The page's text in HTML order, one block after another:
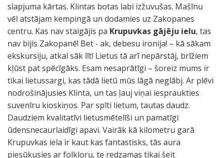
slapjuma kārtas. Klintas botas labi izžuvušas. Mašīnu
vēl atstājam kempingā un dodamies uz Zakopanes
centru. Kas nav staigājis pa Krupuvkas gājēju ielu, tas
nav bijis Zakopanē! Bet - ak, debesu ironija! – kā sākam
ekskursiju, atkal sāk līt! Lietus tā arī nepārstāj, brīžiem
kļūst pat spēcīgāks. Esam nesaprātīgi – šoreiz mums ir
tikai lietussargi, kas tādā lietū mūs lāgā neglābj. Ar plēvi
nodrošinājusies Klinta, un tas ļauj viņai iespraukties
suvenīru kioskiņos. Par spīti lietum, tautas daudz.
Daudziem kvalitatīvi lietusmētelīši un pamatīgi
ūdensnecaurlaidīgi apavi. Vairāk kā kilometru garā
Krupuvkas iela ir kaut kas fantastisks, tās aura
piesūkusies ar folkloru, te redzamas tikai šeit